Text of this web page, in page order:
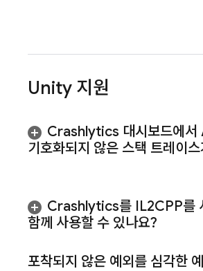
Unity 지원
Crashlytics 대시보드에
기호화되지 않은 스택 트레이
Crashlytics를 IL2CPP를
함께 사용할 수 있나요?
포착되지 않은 예외를 심각한